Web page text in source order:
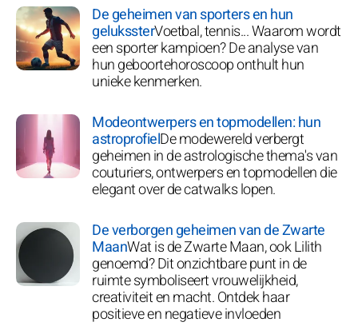
De geheimen van sporters en hun
gelukssterVoetbal, tennis... Waarom wordt
een sporter kampioen? De analyse van
hun geboortehoroscoop onthult hun
unieke kenmerken.
Modeontwerpers en topmodellen: hun
astroprofielDe modewereld verbergt
geheimen in de astrologische thema's van
couturiers, ontwerpers en topmodellen die
elegant over de catwalks lopen.
De verborgen geheimen van de Zwarte
MaanWat is de Zwarte Maan, ook Lilith
genoemd? Dit onzichtbare punt in de
ruimte symboliseert vrouwelijkheid,
creativiteit en macht. Ontdek haar
positieve en negatieve invloeden